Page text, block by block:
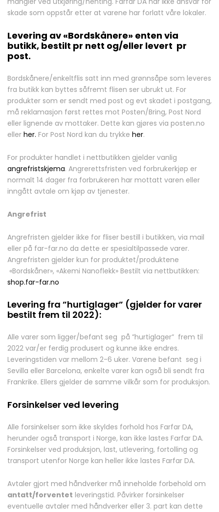
skade som oppstår etter at varene har forlatt våre lokaler.
Levering av «Bordskånere» enten via
butikk, bestilt pr nett og/eller levert pr
post.
Bordskånere/enkeltflis satt inn med grønnsåpe som leveres
fra butikk kan byttes såfremt flisen ser ubrukt ut. For
produkter som er sendt med post og evt skadet i postgang,
må reklamasjon først rettes mot Posten/Bring, Post Nord
eller lignende av mottaker. Dette kan gjøres via posten.no
eller her. For Post Nord kan du trykke her.
For produkter handlet i nettbutikken gjelder vanlig
angrefristskjema. Angrerettsfristen ved forbrukerkjøp er
normalt 14 dager fra forbrukeren har mottatt varen eller
inngått avtale om kjøp av tjenester.
Angrefrist
Angrefristen gjelder ikke for fliser bestill i butikken, via mail
eller på far-far.no da dette er spesialtilpassede varer.
Angrefristen gjelder kun for produktet/produktene
«Bordskåner», «Akemi Nanoflekk» Bestilt via nettbutikken:
shop.far-far.no
Levering fra ”hurtiglager” (gjelder for varer
bestilt frem til 2022):
Alle varer som ligger/befant seg på ”hurtiglager” frem til
2022 var/er ferdig produsert og kunne ikke endres.
Leveringstiden var mellom 2-6 uker. Varene befant seg i
Sevilla eller Barcelona, enkelte varer kan også bli sendt fra
Frankrike. Ellers gjelder de samme vilkår som for produksjon.
Forsinkelser ved levering
Alle forsinkelser som ikke skyldes forhold hos Farfar DA,
herunder også transport i Norge, kan ikke lastes Farfar DA.
Forsinkelser ved produksjon, last, utlevering, fortolling og
transport utenfor Norge kan heller ikke lastes Farfar DA.
Avtaler gjort med håndverker må inneholde forbehold om
antatt/forventet leveringstid. Påvirker forsinkelser
eventuelle avtaler med håndverker eller 3. part kan dette